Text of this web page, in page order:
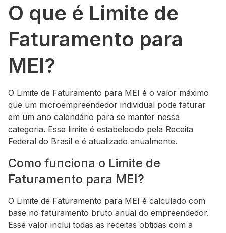
O que é Limite de
Faturamento para
MEI?
O Limite de Faturamento para MEI é o valor máximo
que um microempreendedor individual pode faturar
em um ano calendário para se manter nessa
categoria. Esse limite é estabelecido pela Receita
Federal do Brasil e é atualizado anualmente.
Como funciona o Limite de
Faturamento para MEI?
O Limite de Faturamento para MEI é calculado com
base no faturamento bruto anual do empreendedor.
Esse valor inclui todas as receitas obtidas com a